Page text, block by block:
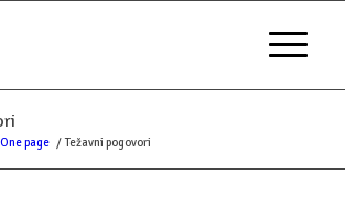
One page / Težavni pogovori